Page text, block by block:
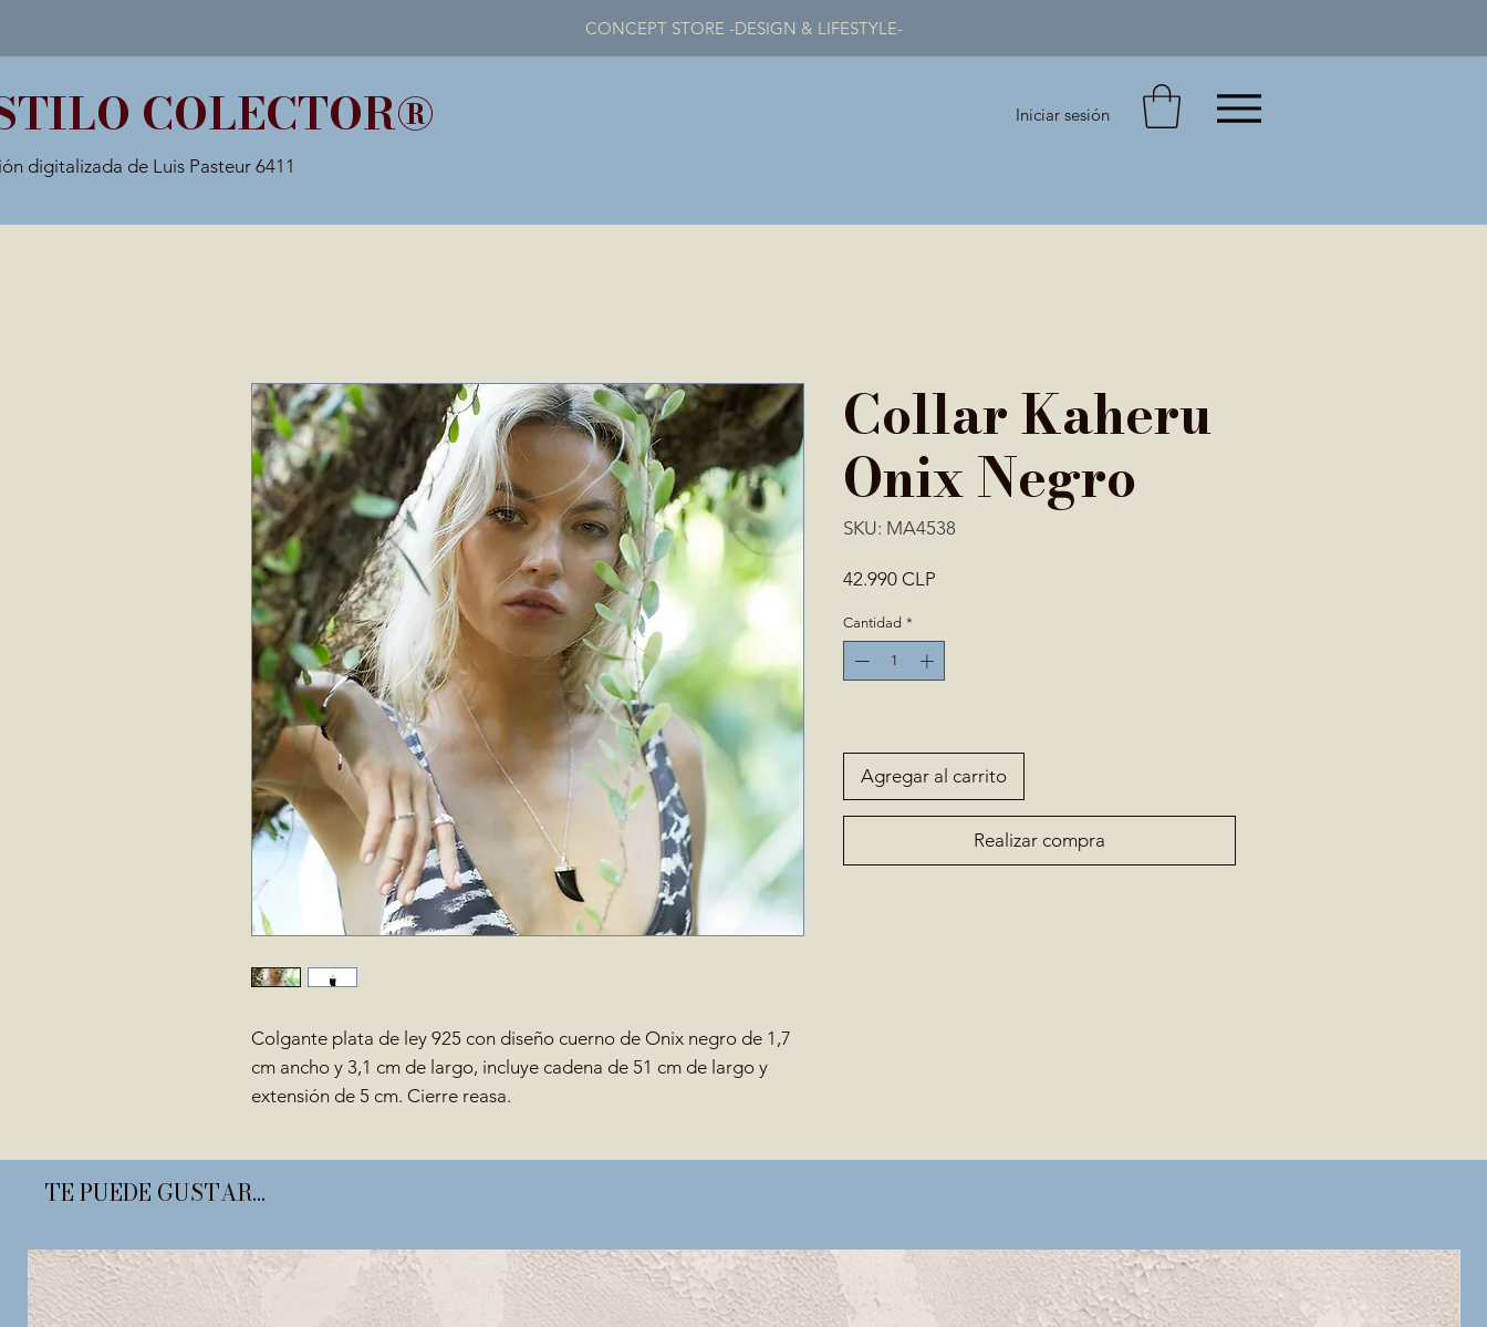
CONCEPT STORE -DESIGN & LIFESTYLE-
COLECTOR® Iniciar sesión
digitalizada de Luis Pasteur 6411
Colgante plata de ley 925 con diseño cuerno de Onix negro de 1,7
cm ancho y 3,1 cm de largo, incluye cadena de 51 cm de largo y
extensión de 5 cm. Cierre reasa.
Collar Kaheru
Onix Negro
SKU: MA4538
42.990 CLP
Cantidad *
Agregar al carrito
Realizar compra
TE PUEDE GUSTAR...